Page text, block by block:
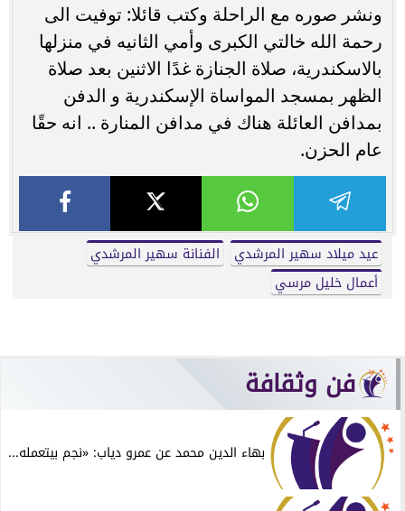
ونشر صوره مع الراحلة وكتب قائلا: توفيت الى
رحمة الله خالتي الكبرى وأمي الثانيه في منزلها
بالاسكندرية، صلاة الجنازة غدًا الاثنين بعد صلاة
الظهر بمسجد المواساة الإسكندرية و الدفن
بمدافن العائلة هناك في مدافن المنارة .. انه حقًا
عام الحزن.
عيد ميلاد سهير المرشدي
الفنانة سهير المرشدي
أعمال خليل مرسي
فن وثقافة
بهاء الدين محمد عن عمرو دياب: «نجم بيتعمله...